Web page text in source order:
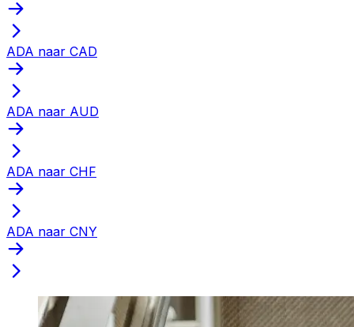
ADA naar CAD
ADA naar AUD
ADA naar CHF
ADA naar CNY